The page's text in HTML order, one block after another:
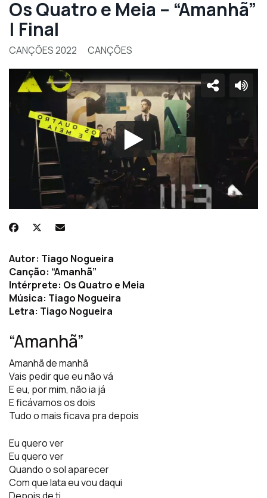
Os Quatro e Meia – “Amanhã”
| Final
CANÇÕES 2022 CANÇÕES
Autor: Tiago Nogueira
Canção: “Amanhã”
Intérprete: Os Quatro e Meia
Música: Tiago Nogueira
Letra: Tiago Nogueira
“Amanhã”
Amanhã de manhã
Vais pedir que eu não vá
E eu, por mim, não ia já
E ficávamos os dois
Tudo o mais ficava pra depois
Eu quero ver
Eu quero ver
Quando o sol aparecer
Com que lata eu vou daqui